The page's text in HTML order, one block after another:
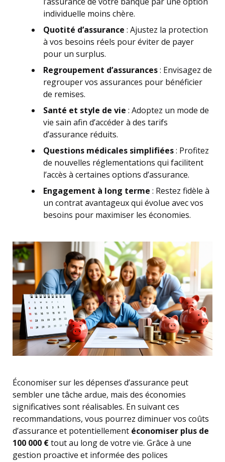
individuelle moins chère.
Quotité d’assurance : Ajustez la protection
à vos besoins réels pour éviter de payer
pour un surplus.
Regroupement d’assurances: Envisagez de
regrouper vos assurances pour bénéficier
de remises.
Santé et style de vie : Adoptez un mode de
vie sain afin d’accéder à des tarifs
d’assurance réduits.
Questions médicales simplifiées: Profitez
de nouvelles réglementations qui facilitent
l’accès à certaines options d’assurance.
Engagement à long terme : Restez fidèle à
un contrat avantageux qui évolue avec vos
besoins pour maximiser les économies.
Économiser sur les dépenses d’assurance peut
sembler une tâche ardue, mais des économies
significatives sont réalisables. En suivant ces
recommandations, vous pourrez diminuer vos coûts
d’assurance et potentiellement économiser plus de
100 000 €tout au long de votre vie. Grâce à une
gestion proactive et informée des polices